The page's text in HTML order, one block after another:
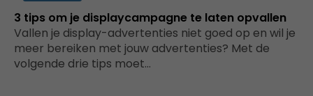
3 tips om je displaycampagne te laten opvallen
Vallen je display-advertenties niet goed op en wil je
meer bereiken met jouw advertenties? Met de
volgende drie tips moet…